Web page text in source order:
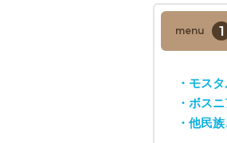
menu 1
・モス
・ボス
・他民